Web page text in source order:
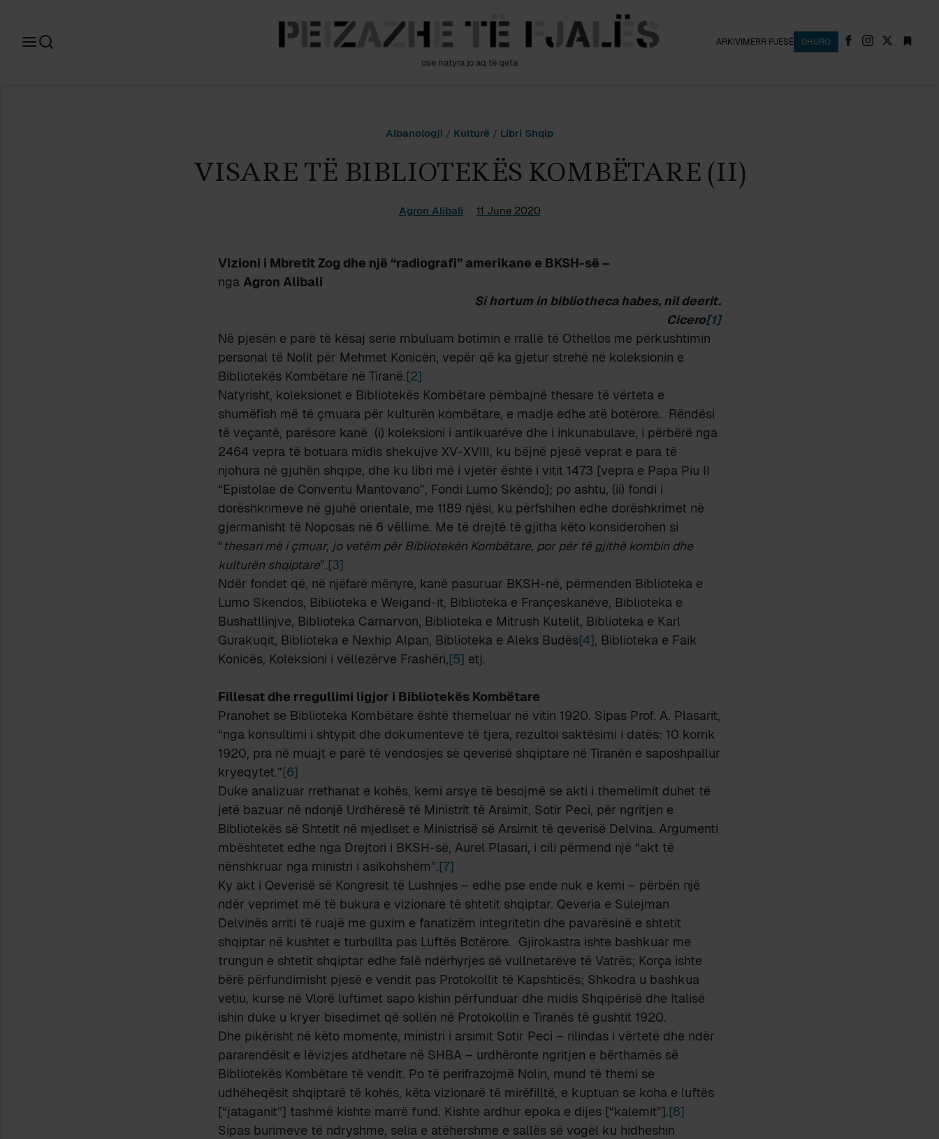
ose natyra jo aq të qeta
ARKIVIMERR PJESË DHURO
Albanologji / Kulturë / Libri Shqip
VISARE TË BIBLIOTEKËS KOMBËTARE (II)
Agron Alibali 11 June 2020
Vizioni i Mbretit Zog dhe një “radiografi” amerikane e BKSH-së –
nga Agron Alibali
Si hortum in bibliotheca habes, nil deerit.
Cicero[1]
Në pjesën e parë të kësaj serie mbuluam botimin e rrallë të Othellos me përkushtimin
personal të Nolit për Mehmet Konicën, vepër që ka gjetur strehë në koleksionin e
Bibliotekës Kombëtare në Tiranë.[2]
Natyrisht, koleksionet e Bibliotekës Kombëtare pëmbajnë thesare të vërteta e
shumëfish më të çmuara për kulturën kombëtare, e madje edhe atë botërore. Rëndësi
të veçantë, parësore kanë (i) koleksioni i antikuarëve dhe i inkunabulave, i përbërë nga
2464 vepra të botuara midis shekujve XV-XVIII, ku bëjnë pjesë veprat e para të
njohura në gjuhën shqipe, dhe ku libri më i vjetër është i vitit 1473 [vepra e Papa Piu II
“Epistolae de Conventu Mantovano”, Fondi Lumo Skëndo]; po ashtu, (ii) fondi i
dorëshkrimeve në gjuhë orientale, me 1189 njësi, ku përfshihen edhe dorëshkrimet në
gjermanisht të Nopcsas në 6 vëllime. Me të drejtë të gjitha këto konsiderohen si
“thesari më i çmuar, jo vetëm për Bibliotekën Kombëtare, por për të gjithë kombin dhe
kulturën shqiptare”.[3]
Ndër fondet që, në njëfarë mënyre, kanë pasuruar BKSH-në, përmenden Biblioteka e
Lumo Skendos, Biblioteka e Weigand-it, Biblioteka e Françeskanëve, Biblioteka e
Bushatllinjve, Biblioteka Carnarvon, Biblioteka e Mitrush Kutelit, Biblioteka e Karl
Gurakuqit, Biblioteka e Nexhip Alpan, Biblioteka e Aleks Budës[4], Biblioteka e Faik
Konicës, Koleksioni i vëllezërve Frashëri,[5] etj.
Fillesat dhe rregullimi ligjor i Bibliotekës Kombëtare
Pranohet se Biblioteka Kombëtare është themeluar në vitin 1920. Sipas Prof. A. Plasarit,
“nga konsultimi i shtypit dhe dokumenteve të tjera, rezultoi saktësimi i datës: 10 korrik
1920, pra në muajt e parë të vendosjes së qeverisë shqiptare në Tiranën e saposhpallur
kryeqytet.”[6]
Duke analizuar rrethanat e kohës, kemi arsye të besojmë se akti i themelimit duhet të
jetë bazuar në ndonjë Urdhëresë të Ministrit të Arsimit, Sotir Peci, për ngritjen e
Bibliotekës së Shtetit në mjediset e Ministrisë së Arsimit të qeverisë Delvina. Argumenti
mbështetet edhe nga Drejtori i BKSH-së, Aurel Plasari, i cili përmend një “akt të
nënshkruar nga ministri i asikohshëm”.[7]
Ky akt i Qeverisë së Kongresit të Lushnjes – edhe pse ende nuk e kemi – përbën një
ndër veprimet më të bukura e vizionare të shtetit shqiptar. Qeveria e Sulejman
Delvinës arriti të ruajë me guxim e fanatizëm integritetin dhe pavarësinë e shtetit
shqiptar në kushtet e turbullta pas Luftës Botërore. Gjirokastra ishte bashkuar me
trungun e shtetit shqiptar edhe falë ndërhyrjes së vullnetarëve të Vatrës; Korça ishte
bërë përfundimisht pjesë e vendit pas Protokollit të Kapshticës; Shkodra u bashkua
vetiu, kurse në Vlorë luftimet sapo kishin përfunduar dhe midis Shqipërisë dhe Italisë
ishin duke u kryer bisedimet që sollën në Protokollin e Tiranës të gushtit 1920.
Dhe pikërisht në këto momente, ministri i arsimit Sotir Peci – rilindas i vërtetë dhe ndër
pararendësit e lëvizjes atdhetare në SHBA – urdhëronte ngritjen e bërthamës së
Bibliotekës Kombëtare të vendit. Po të perifrazojmë Nolin, mund të themi se
udhëheqësit shqiptarë të kohës, këta vizionarë të mirëfilltë, e kuptuan se koha e luftës
[“jataganit”] tashmë kishte marrë fund. Kishte ardhur epoka e dijes [“kalemit”].[8]
Sipas burimeve të ndryshme, selia e atëhershme e sallës së vogël ku hidheshin